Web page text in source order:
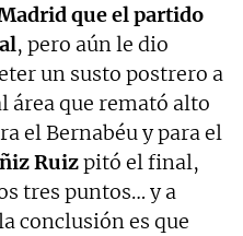
que el partido
, pero aún le dio
un susto postrero a
área que remató alto
el Bernabéu y para el
Ruizpitó el final,
tres puntos… y a
conclusión es que